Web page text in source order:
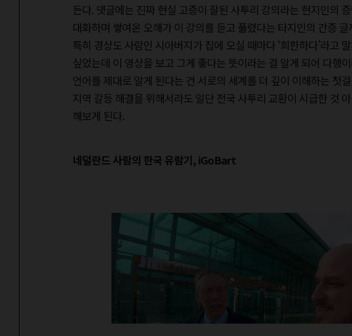
든다. 댓글에는 진짜 현실 고증이 잘된 사투리 강의라는 현지인의
대화하며 쌓여온 오해가 이 강의를 듣고 풀렸다는 타지인의 간증
특히 경상도 사람인 시아버지가 집에 오실 때마다 ‘희한하다’라고
싶었는데 이 영상을 보고 그게 좋다는 뜻이라는 걸 알게 되어 다행
언어를 제대로 알게 된다는 건 서로의 세계를 더 깊이 이해하는 첫
지역 갈등 해결을 위해서라도 일단 전국 사투리 교환이 시급한 것
해보게 된다.
네덜란드 사람의 한국 유람기, iGoBart